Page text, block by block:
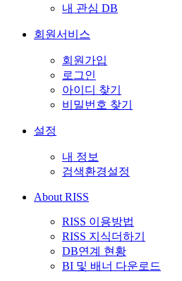
내 관심 DB
회원서비스
회원가입
로그인
아이디 찾기
비밀번호 찾기
설정
내 정보
검색환경설정
About RISS
RISS 이용방법
RISS 지식더하기
DB연계 현황
BI 및 배너 다운로드